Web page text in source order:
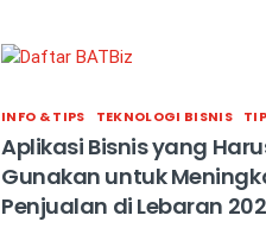
INFO & TIPS TEKNOLOGI BISNIS
Aplikasi Bisnis yang
Gunakan untuk
Penjualan di Lebaran